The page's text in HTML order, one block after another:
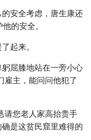
安全考虑，唐生康还
的安全。
起来。
屈膝地站在一旁小心
雇主，能问问他犯了
请您老人家高抬贵手
是这贫民窟里难得的